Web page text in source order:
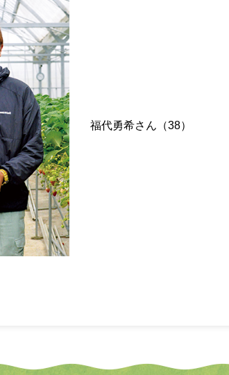
福代勇希さん（38）